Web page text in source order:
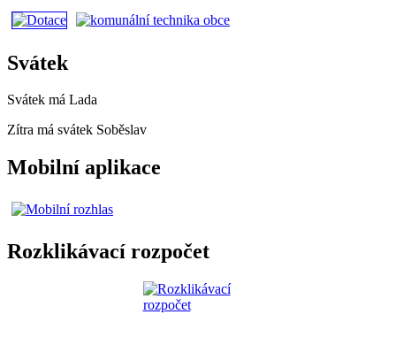
Svátek
Svátek má Lada
Zítra má svátek Soběslav
Mobilní aplikace
Rozklikávací rozpočet